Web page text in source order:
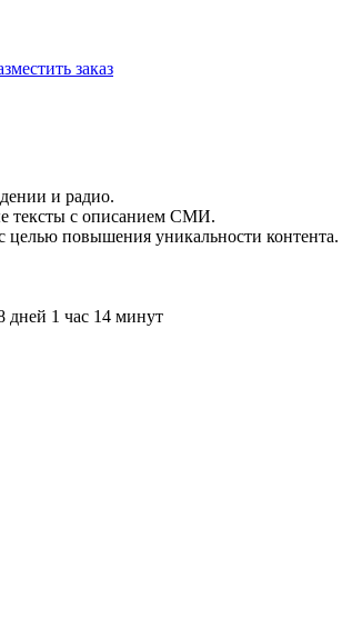
заказ
и радио.
тексты с описанием СМИ.
целью повышения уникальности контента.
дней 1 час 14 минут